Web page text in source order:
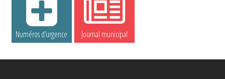
Numéros d’urgence Journal municipal